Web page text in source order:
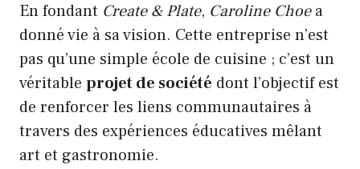
En fondant Create & Plate, Caroline Choea
donné vie à sa vision. Cette entreprise n’est
pas qu’une simple école de cuisine ; c’est un
véritable projet de société dont l’objectif est
de renforcer les liens communautaires à
travers des expériences éducatives mêlant
art et gastronomie.